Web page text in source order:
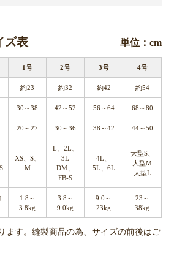
ズ表 単位：cm
1号 2号 3号 4号
約23 約32 約42 約54
30～38 42～52 56～64 68～80
20～27 30～36 38～42 44～50
XS、S、
M
L、2L、
3L
DM、
FB-S
4L、
5L、6L
大型S、
大型M
大型L
1.8～
3.8kg
3.8～
9.0kg
9.0～
23kg
23～
38kg
ます。縫製商品の為、サイズの前後はご